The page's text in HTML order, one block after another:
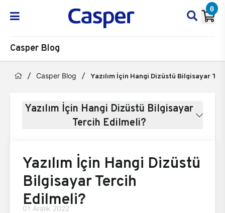
0
Casper Blog
Casper Blog Yazılım İçin Hangi Dizüstü Bilgisayar
Yazılım İçin Hangi Dizüstü Bilgisayar
Tercih Edilmeli?
Yazılım İçin Hangi Dizüstü
Bilgisayar Tercih
Edilmeli?
01 Aralık 2022